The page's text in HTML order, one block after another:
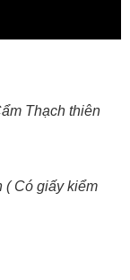
Thạch thiên
( Có giấy kiểm